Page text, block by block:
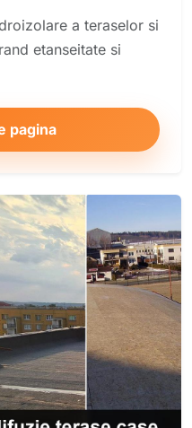
a teraselor si
etanseitate si
pagina